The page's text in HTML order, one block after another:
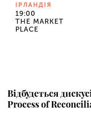
ІРЛАНДІЯ
19:00
THE MARKET
PLACE
Відбудеться
Process of